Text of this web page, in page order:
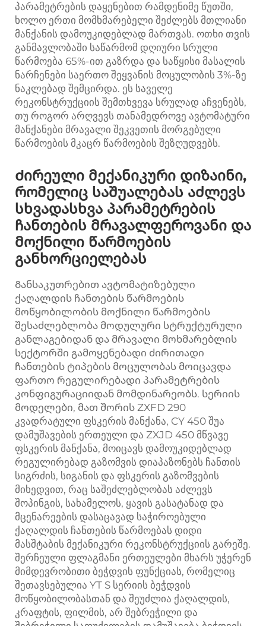
პარამეტრების დაყენებით რამდენიმე წუთში,
ხოლო ერთი მომხმარებელი შეძლებს მთლიანი
მანქანის დამოუკიდებლად მართვას. ოთხი თვის
განმავლობაში საწარმომ დღიური სრული
წარმოება 65%-ით გაზრდა და საწყისი მასალის
ნარჩენები საერთო შეყვანის მოცულობის 3%-ზე
ნაკლებად შემცირდა. ეს საველე
რეკონსტრუქციის შემთხვევა სრულად აჩვენებს,
თუ როგორ არღვევს თანამედროვე ავტომატური
მანქანები მრავალი შეკვეთის მორგებული
წარმოების მკაცრ წარმოების შეზღუდვებს.
Ძირეული მექანიკური დიზაინი,
რომელიც საშუალებას აძლევს
სხვადასხვა პარამეტრების
ჩანთების მრავალფეროვანი და
მოქნილი წარმოების
განხორციელებას
Განსაკუთრებით ავტომატიზებული
ქაღალდის ჩანთების წარმოების
მოწყობილობის მოქნილი წარმოების
შესაძლებლობა მოდულური სტრუქტურული
განლაგებიდან და მრავალი მოხმარებლის
სექტორში გამოყენებადი ძირითადი
ჩანთების ტიპების მოცულობას მოიცავდა
ფართო რეგულირებადი პარამეტრების
კონფიგურაციიდან მომდინარეობს. სერიის
მოდელები, მათ შორის ZXFD 290
კვადრატული ფსკერის მანქანა, CY 450 შუა
დამუშავების ერთეული და ZXJD 450 მწვავე
ფსკერის მანქანა, მოიცავს დამოუკიდებლად
რეგულირებად გაზომვის დიაპაზონებს ჩანთის
სიგრძის, სიგანის და ფსკერის გაზომვების
მიხედვით, რაც საშეძლებლობას აძლევს
შოპინგის, სახამელოს, ყავის გასატანად და
მცენარეების დასაცავად საჭიროებული
ქაღალდის ჩანთების წარმოებას დიდი
მასშტაბის მექანიკური რეკონსტრუქციის გარეშე.
შერჩეული ფლაგმანი ერთეულები მხარს უჭერენ
მიმდევრობითი ბეჭდვის ფუნქციას, რომელიც
შეთავსებულია YT S სერიის ბეჭდვის
მოწყობილობასთან და შეუძლია ქაღალდის,
კრაფტის, ფილმის, არ შებრეჭილი და